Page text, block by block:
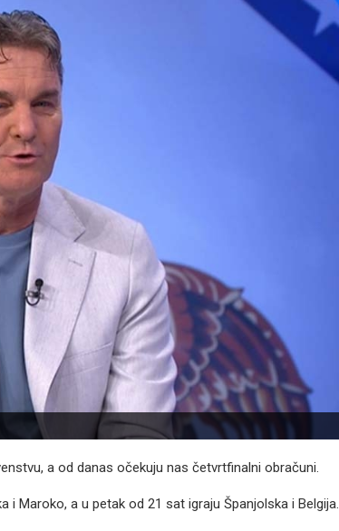
a od danas očekuju nas četvrtfinalni obračuni.
Maroko, a u petak od 21 sat igraju Španjolska i Belgija.